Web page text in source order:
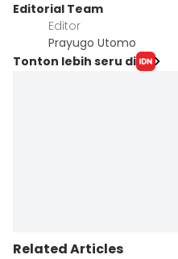
Editorial Team
Editor
Prayugo Utomo
Tonton lebih seru di
Related Articles